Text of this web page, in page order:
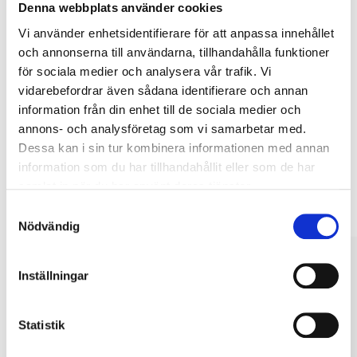
Denna webbplats använder cookies
Vi använder enhetsidentifierare för att anpassa innehållet
och annonserna till användarna, tillhandahålla funktioner
för sociala medier och analysera vår trafik. Vi
vidarebefordrar även sådana identifierare och annan
information från din enhet till de sociala medier och
annons- och analysföretag som vi samarbetar med.
Dessa kan i sin tur kombinera informationen med annan
information som du har tillhandahållit eller som de har
Nödvändig
Inställningar
Statistik
Köp & Hämta
Köp & Hämta i ditt varuhus inom 2 timmar! För mer information om
tjänsten och våra villkor.
LÄS MER
Andra kunder köpte också